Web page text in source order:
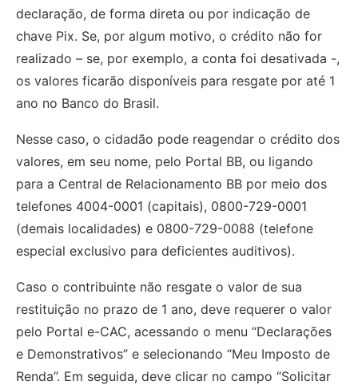
declaração, de forma direta ou por indicação de
chave Pix. Se, por algum motivo, o crédito não for
realizado – se, por exemplo, a conta foi desativada -,
os valores ficarão disponíveis para resgate por até 1
ano no Banco do Brasil.
Nesse caso, o cidadão pode reagendar o crédito dos
valores, em seu nome, pelo Portal BB, ou ligando
para a Central de Relacionamento BB por meio dos
telefones 4004-0001 (capitais), 0800-729-0001
(demais localidades) e 0800-729-0088 (telefone
especial exclusivo para deficientes auditivos).
Caso o contribuinte não resgate o valor de sua
restituição no prazo de 1 ano, deve requerer o valor
pelo Portal e-CAC, acessando o menu “Declarações
e Demonstrativos” e selecionando “Meu Imposto de
Renda”. Em seguida, deve clicar no campo “Solicitar